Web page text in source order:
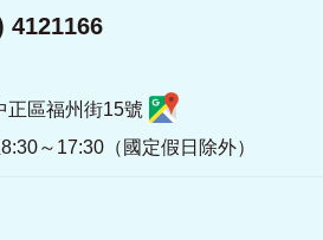
4121166
正區福州街15號
～17:30（國定假日除外）